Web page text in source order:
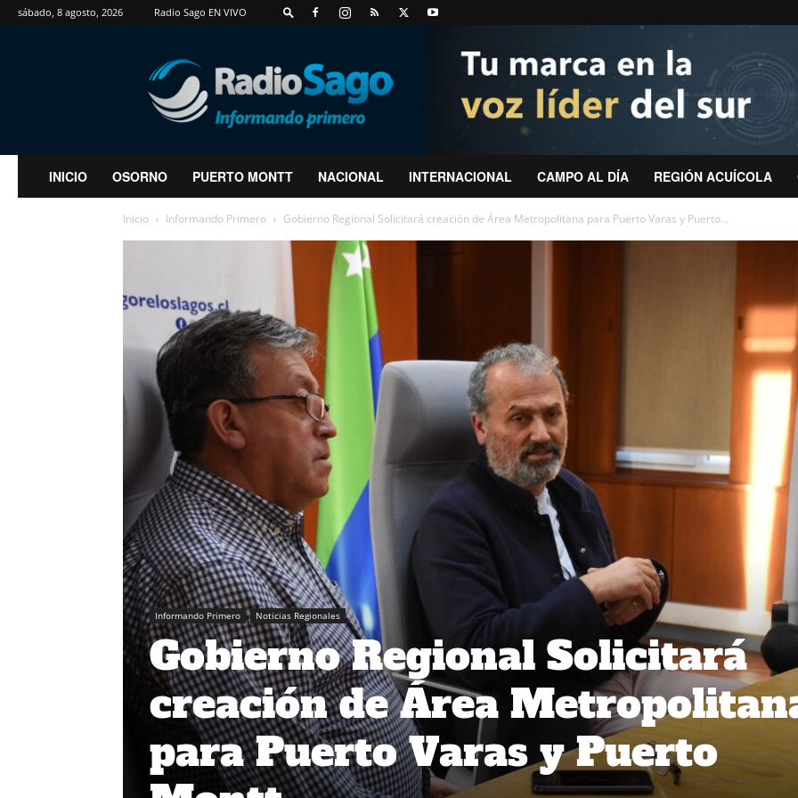
sábado, 8 agosto, 2026 Radio Sago EN VIVO
RadioSago
INICIO OSORNO PUERTO MONTT NACIONAL INTERNACIONAL CAMPO AL DÍA REGIÓN ACUÍCOLA
Inicio Informando Primero Gobierno Regional Solicitará creación de Área Metropolitana para Puerto Varas y Puerto...
Informando Primero Noticias Regionales
Gobierno Regional Solicitará
creación de Área
para Puerto Varas y Puerto